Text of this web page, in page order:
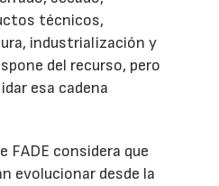
técnicos,
industrialización y
del recurso, pero
esa cadena
FADE considera que
evolucionar desde la